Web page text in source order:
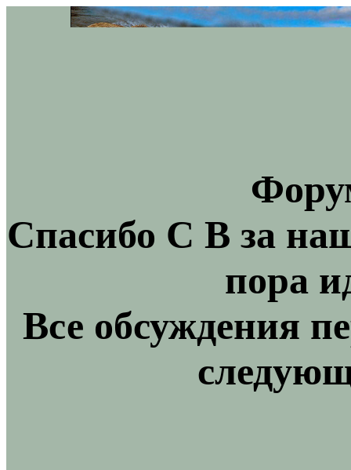
Спасибо С В за
пора
Все обсуждения